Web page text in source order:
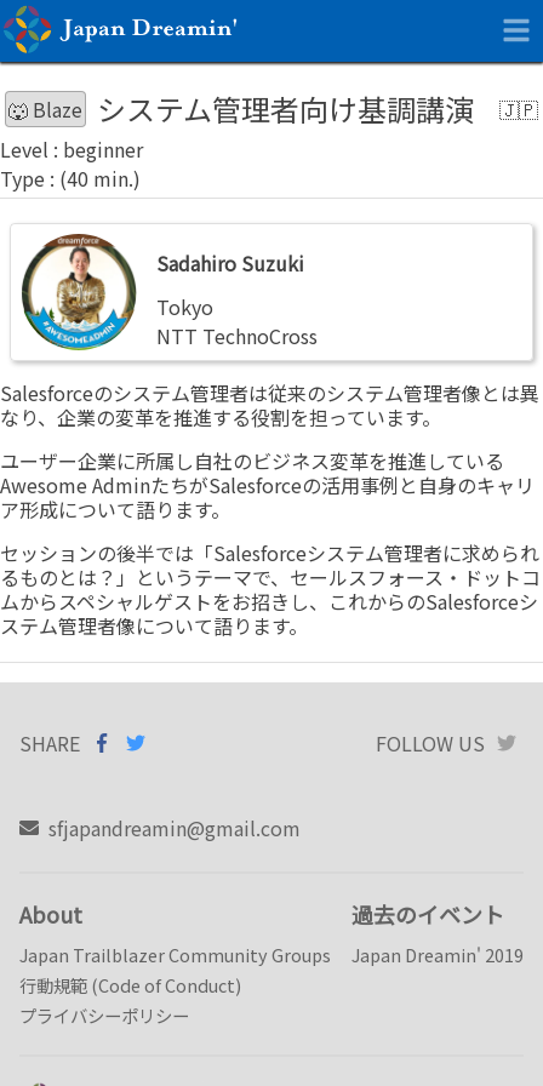
🐺 Blaze システム管理者向け基調講演
beginner
Sadahiro
Suzuki
Sadahiro Suzuki
Tokyo
NTT TechnoCross
Salesforceのシステム管理者は従来のシステム管理者像とは異
なり、企業の変革を推進する役割を担っています。
ユーザー企業に所属し自社のビジネス変革を推進している
Awesome AdminたちがSalesforceの活用事例と自身のキャリ
ア形成について語ります。
セッションの後半では「Salesforceシステム管理者に求められ
るものとは？」というテーマで、セールスフォース・ドットコ
ムからスペシャルゲストをお招きし、これからのSalesforceシ
ステム管理者像について語ります。
SHARE
SHARE ON
FACEBOOK
FOLLOW US
sfjapandreamin@gmail.com
About
Japan Trailblazer Community Groups
行動規範 (Code of Conduct)
プライバシーポリシー
過去のイベント
Japan Dreamin' 2019